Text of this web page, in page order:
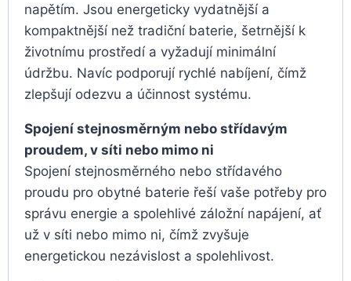
napětím. Jsou energeticky vydatnější a
kompaktnější než tradiční baterie, šetrnější k
životnímu prostředí a vyžadují minimální
údržbu. Navíc podporují rychlé nabíjení, čímž
zlepšují odezvu a účinnost systému.
Spojení stejnosměrným nebo střídavým
proudem, v síti nebo mimo ni
Spojení stejnosměrného nebo střídavého
proudu pro obytné baterie řeší vaše potřeby pro
správu energie a spolehlivé záložní napájení, ať
už v síti nebo mimo ni, čímž zvyšuje
energetickou nezávislost a spolehlivost.